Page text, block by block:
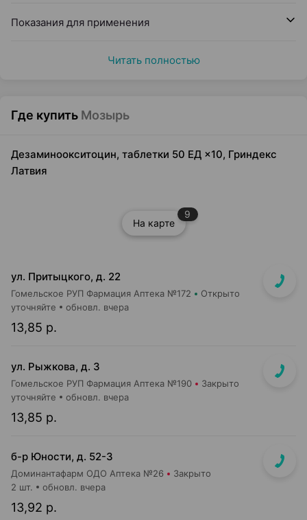
Показания для применения
Читать полностью
Где купить Мозырь
Дезаминоокситоцин, таблетки 50 ЕД ×10, Гриндекс
Латвия
На карте
9
ул. Притыцкого, д. 22
Гомельское РУП Фармация Аптека №172 Открыто
13,85 р.
уточняйте обновл. вчера
ул. Рыжкова, д. 3
Гомельское РУП Фармация Аптека №190 Закрыто
13,85 р.
уточняйте обновл. вчера
б-р Юности, д. 52-3
Доминантафарм ОДО Аптека №26 Закрыто
13,92 р.
2 шт. обновл. вчера